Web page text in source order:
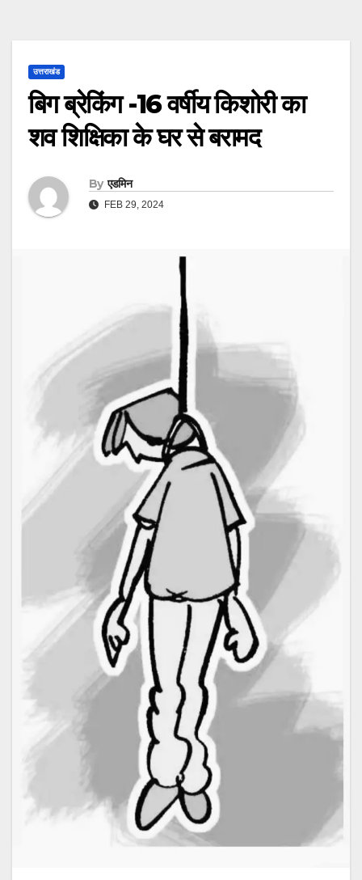
उत्तराखंड
बिग ब्रेकिंग -16 वर्षीय किशोरी का
शव शिक्षिका के घर से बरामद
By एडमिन
FEB 29, 2024